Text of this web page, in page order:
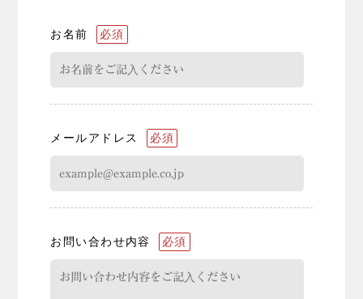
お名前 必須
メールアドレス 必須
お問い合わせ内容 必須